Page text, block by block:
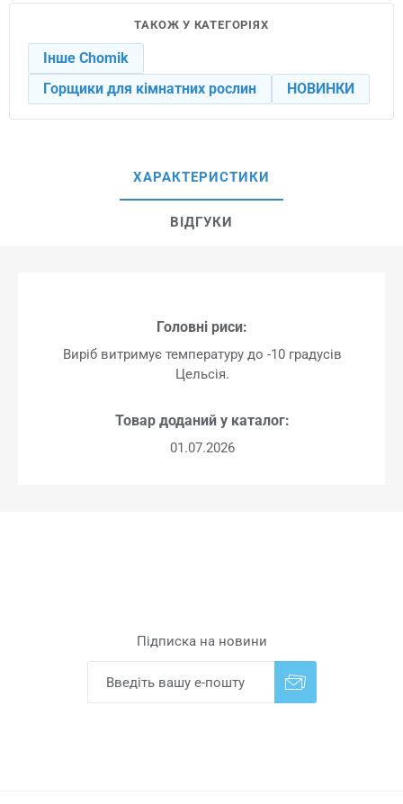
ТАКОЖ У КАТЕГОРІЯХ
Інше Chomik
Горщики для кімнатних рослин
НОВИНКИ
ХАРАКТЕРИСТИКИ
ВІДГУКИ
Головні риси:
Виріб витримує температуру до -10 градусів
Цельсія.
Товар доданий у каталог:
01.07.2026
Підписка на новини